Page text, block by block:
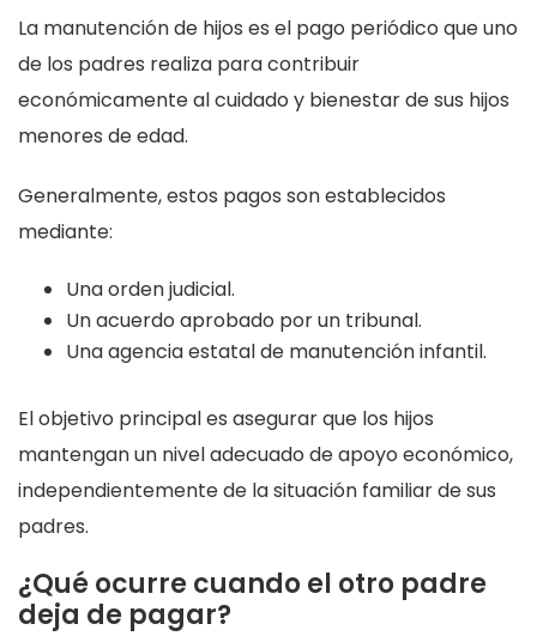
La manutención de hijos es el pago periódico que uno
de los padres realiza para contribuir
económicamente al cuidado y bienestar de sus hijos
menores de edad.
Generalmente, estos pagos son establecidos
mediante:
Una orden judicial.
Un acuerdo aprobado por un tribunal.
Una agencia estatal de manutención infantil.
El objetivo principal es asegurar que los hijos
mantengan un nivel adecuado de apoyo económico,
independientemente de la situación familiar de sus
padres.
¿Qué ocurre cuando el otro padre
deja de pagar?